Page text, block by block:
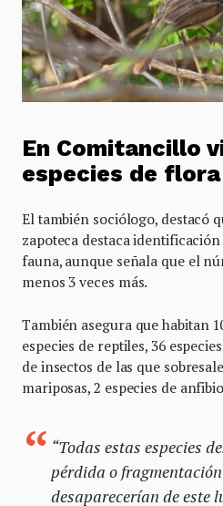
En Comitancillo
especies de
El también sociólogo, destacó
zapoteca destaca
fauna, aunque señala que el
menos 3 veces más.
También asegura que habitan
especies de reptiles, 36
de insectos de las que
mariposas, 2 especies de
“Todas estas especies
pérdida o
desaparecerían de este